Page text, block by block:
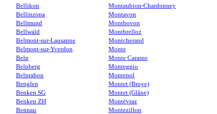
Bellikon
Bellinzona
Bellmund
Bellwald
Belmont-sur-Lausanne
Belmont-sur-Yverdon
Belp
Belpberg
Belprahon
Benglen
Benken SG
Benken ZH
Bennau
Montaubion-Chardonney
Montavon
Montbovon
Montbrelloz
Montcherand
Monte
Monte Carasso
Monteggio
Montenol
Montet (Broye)
Montet (Glâne)
Montévraz
Montezillon